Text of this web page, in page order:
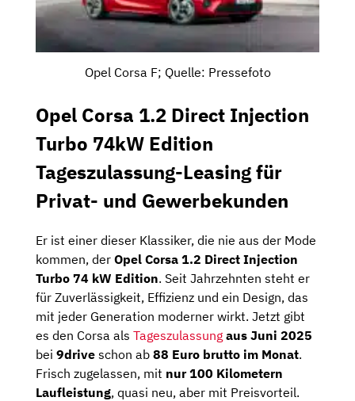
Opel Corsa F; Quelle: Pressefoto
Opel Corsa 1.2 Direct Injection
Turbo 74kW Edition
Tageszulassung-Leasing für
Privat- und Gewerbekunden
Er ist einer dieser Klassiker, die nie aus der Mode
kommen, der Opel Corsa 1.2 Direct Injection
Turbo 74 kW Edition. Seit Jahrzehnten steht er
für Zuverlässigkeit, Effizienz und ein Design, das
mit jeder Generation moderner wirkt. Jetzt gibt
es den Corsa als Tageszulassung aus Juni 2025
bei 9drive schon ab 88 Euro brutto im Monat.
Frisch zugelassen, mit nur 100 Kilometern
Laufleistung, quasi neu, aber mit Preisvorteil.